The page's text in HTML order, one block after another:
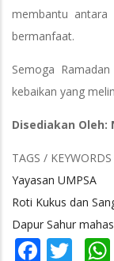
membantu
bermanfaat.
Semoga
kebaikan yang
Disediakan Oleh:
TAGS / KEYWORDS
Yayasan UMPSA
Roti Kukus dan
Dapur Sahur